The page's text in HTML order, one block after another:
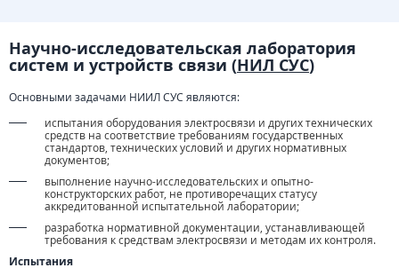
Научно-исследовательская лаборатория
систем и устройств связи (НИЛ СУС)
Основными задачами НИИЛ СУС являются:
испытания оборудования электросвязи и других технических
средств на соответствие требованиям государственных
стандартов, технических условий и других нормативных
документов;
выполнение научно-исследовательских и опытно-
конструкторских работ, не противоречащих статусу
аккредитованной испытательной лаборатории;
разработка нормативной документации, устанавливающей
требования к средствам электросвязи и методам их контроля.
Испытания